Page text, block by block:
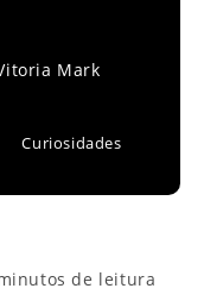
Mark
Curiosidades
de leitura